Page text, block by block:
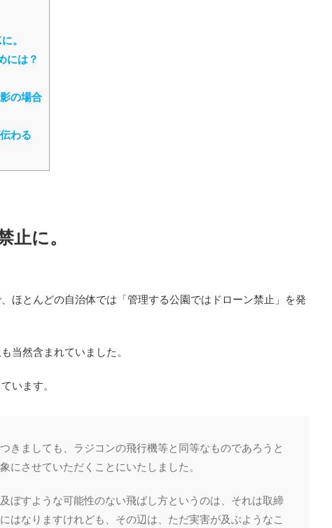
。
には？
の場合
わる
止に。
ほとんどの自治体では「管理する公園ではドローン禁止」を発
当然含まれていました。
います。
きましても、ラジコンの飛行機等と同等なものであろうと
にさせていただくことにいたしました。
ぼすような可能性のない飛ばし方というのは、それは取締
はなりますけれども、その辺は、ただ実害が及ぶようなこ